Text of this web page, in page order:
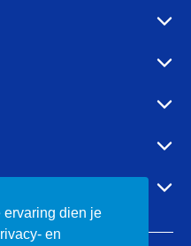
ervaring dien je
en